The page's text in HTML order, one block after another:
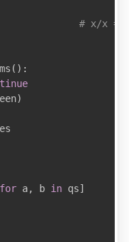
# x/x =
( ) :
)
for a, b in qs]